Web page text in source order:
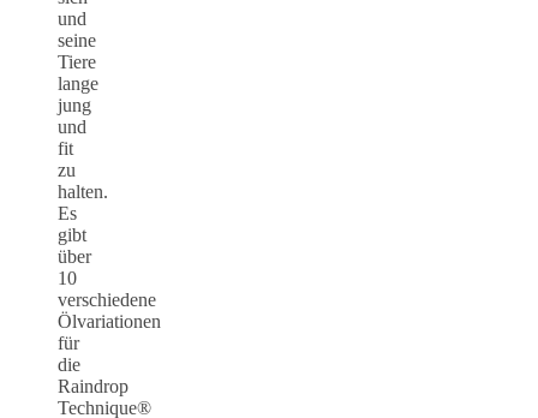
und
seine
Tiere
lange
jung
und
fit
zu
halten.
Es
gibt
über
10
verschiedene
Ölvariationen
für
die
Raindrop
Technique®